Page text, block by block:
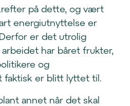
på dette, og vært
energiutnyttelse er
er det utrolig
har båret frukter,
og
faktisk er blitt lyttet til.
annet når det skal